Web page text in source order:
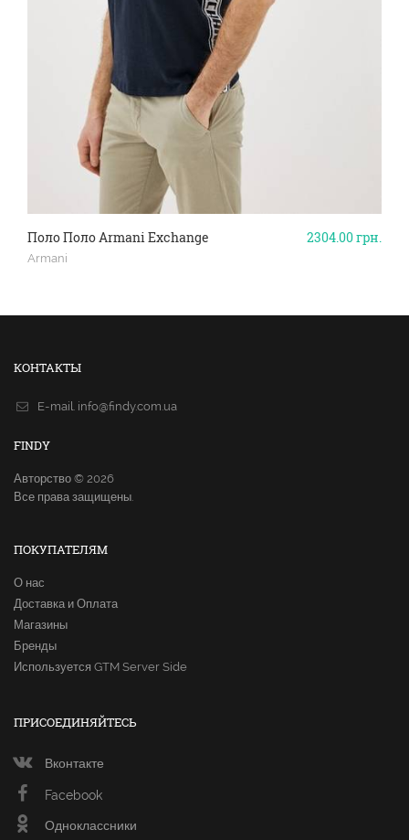
2304.00грн.
Поло Поло Armani Exchange
Armani
КОНТАКТЫ
E-mail. info@findy.com.ua
FINDY
Авторство © 2026
Все права защищены.
ПОКУПАТЕЛЯМ
О нас
Доставка и Оплата
Магазины
Бренды
Используется GTM Server Side
ПРИСОЕДИНЯЙТЕСЬ
Вконтакте
Facebook
Одноклассники